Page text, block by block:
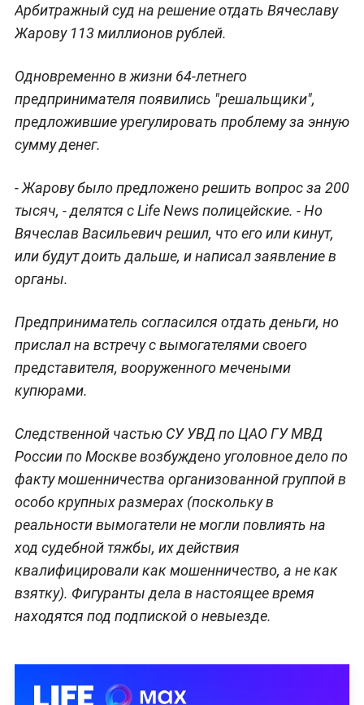
Арбитражный суд на решение отдать Вячеславу
Жарову 113 миллионов рублей.
Одновременно в жизни 64-летнего
предпринимателя появились "решальщики",
предложившие урегулировать проблему за энную
сумму денег.
- Жарову было предложено решить вопрос за 200
тысяч, - делятся с Life News полицейские. - Но
Вячеслав Васильевич решил, что его или кинут,
или будут доить дальше, и написал заявление в
органы.
Предприниматель согласился отдать деньги, но
прислал на встречу с вымогателями своего
представителя, вооруженного мечеными
купюрами.
Следственной частью СУ УВД по ЦАО ГУ МВД
России по Москве возбуждено уголовное дело по
факту мошенничества организованной группой в
особо крупных размерах (поскольку в
реальности вымогатели не могли повлиять на
ход судебной тяжбы, их действия
квалифицировали как мошенничество, а не как
взятку). Фигуранты дела в настоящее время
находятся под подпиской о невыезде.